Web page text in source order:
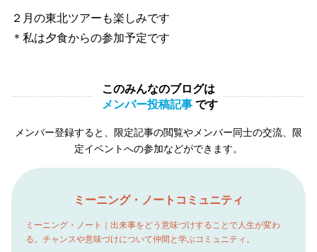
２月の東北ツアーも楽しみです
＊私は夕食からの参加予定です
このみんなのブログは
メンバー投稿記事 です
メンバー登録すると、限定記事の閲覧やメンバー同士の交流、限
定イベントへの参加などができます。
ミーニング・ノートコミュニティ
ミーニング・ノート｜出来事をどう意味づけすることで人生が変わ
る。チャンスや意味づけについて仲間と学ぶコミュニティ。